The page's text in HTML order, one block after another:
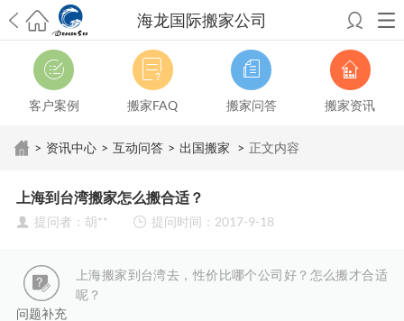
海龙国际搬家公司
希望邮寄国际包裹顺利，从广州市国际快递邮寄到新西兰哪个公司好？
澳洲海运搬家回广州报关清关要怎么做？注意事项有哪些？
青岛市国际
搬家服务到美国，搬家公司有哪些搬家方案？大连市国际搬家服务到中
国台湾是一种怎样的体验？有人分享搬家经历吗？
从长沙市国际快递邮
寄到韩国有哪些国际快递方式？用哪种好？
法有哪些？具体怎么操作？
国际搬家：家具海运到奥克兰怎么样能省
影响国际搬家吗？上海搬家到新西兰旺格雷有点不一样
输到澳大利亚，移民如何跨国搬家？ 上海移民搬家到塞浦路斯，国际搬
从秦皇岛市托运到美国从重庆市托运到美国 从上海市托运到澳大利亚
张家界市托运到美国
市搬家到加拿大
客户案例 搬家FAQ 搬家问答 搬家资讯
> 资讯中心 > 互动问答 > 出国搬家 > 正文内容
上海到台湾搬家怎么搬合适？
提问者：胡** 提问时间：2017-9-18
问题补充
上海搬家到台湾去，性价比哪个公司好？怎么搬才合适
呢？